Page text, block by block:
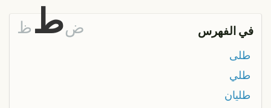
في الفهرس ضط ظ
طلى
طلي
طليان